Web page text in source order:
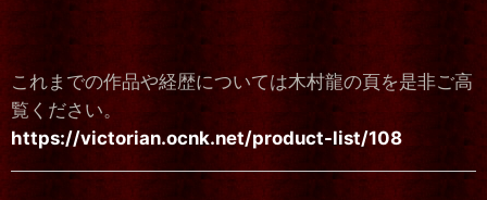
これまでの作品や経歴については木村龍の頁を是非ご高
覧ください。
https://victorian.ocnk.net/product-list/108